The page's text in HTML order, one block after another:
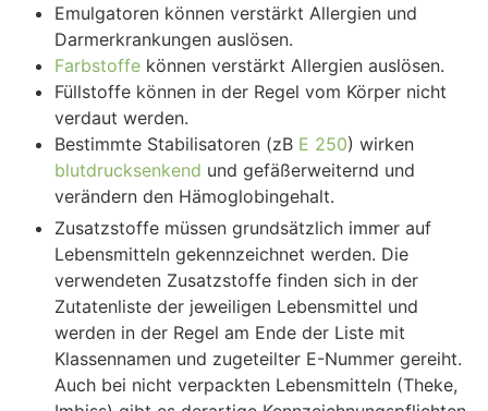
Emulgatoren können verstärkt Allergien und
Darmerkrankungen auslösen.
Farbstoffe können verstärkt Allergien auslösen.
Füllstoffe können in der Regel vom Körper nicht
verdaut werden.
Bestimmte Stabilisatoren (zB E 250) wirken
blutdrucksenkend und gefäßerweiternd und
verändern den Hämoglobingehalt.
Zusatzstoffe müssen grundsätzlich immer auf
Lebensmitteln gekennzeichnet werden. Die
verwendeten Zusatzstoffe finden sich in der
Zutatenliste der jeweiligen Lebensmittel und
werden in der Regel am Ende der Liste mit
Klassennamen und zugeteilter E-Nummer gereiht.
Auch bei nicht verpackten Lebensmitteln (Theke,